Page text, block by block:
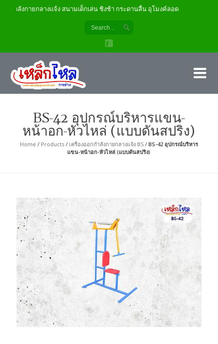
กำลังกายกลางแจ้ง สนามเด็กเล่น ชิงช้า กระดานลื่น อุโมงค์ลอด
BS-42 อุปกรณ์บริหารแขน-
หน้าอก-หัวไหล่ (แบบดันสปริง)
Home / Products/ เครื่องออกกำลังกายกลางแจ้ง BS/ BS-42 อุปกรณ์บริหาร
แขน-หน้าอก-หัวไหล่ (แบบดันสปริง)